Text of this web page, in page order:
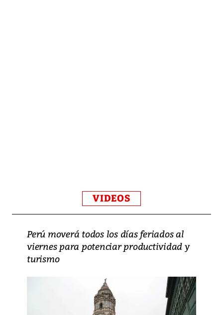
VIDEOS
Perú moverá todos los días feriados al
viernes para potenciar productividad y
turismo